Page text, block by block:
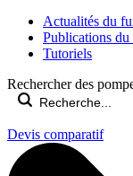
Actualités du
Publications du
Tutoriels
Rechercher des
Devis comparatif